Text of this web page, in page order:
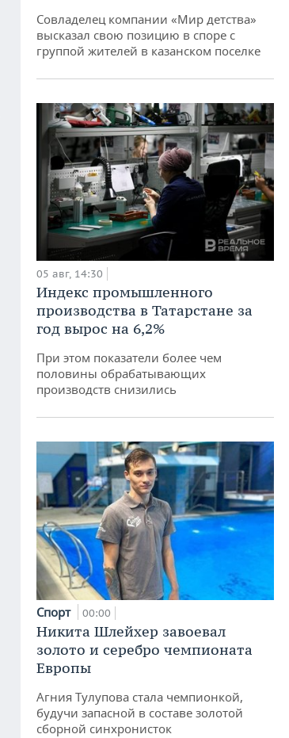
Совладелец компании «Мир детства»
высказал свою позицию в споре с
группой жителей в казанском поселке
05 авг, 14:30
Индекс промышленного
производства в Татарстане за
год вырос на 6,2%
При этом показатели более чем
половины обрабатывающих
производств снизились
Спорт 00:00
Никита Шлейхер завоевал
золото и серебро чемпионата
Европы
Агния Тулупова стала чемпионкой,
будучи запасной в составе золотой
сборной синхронисток